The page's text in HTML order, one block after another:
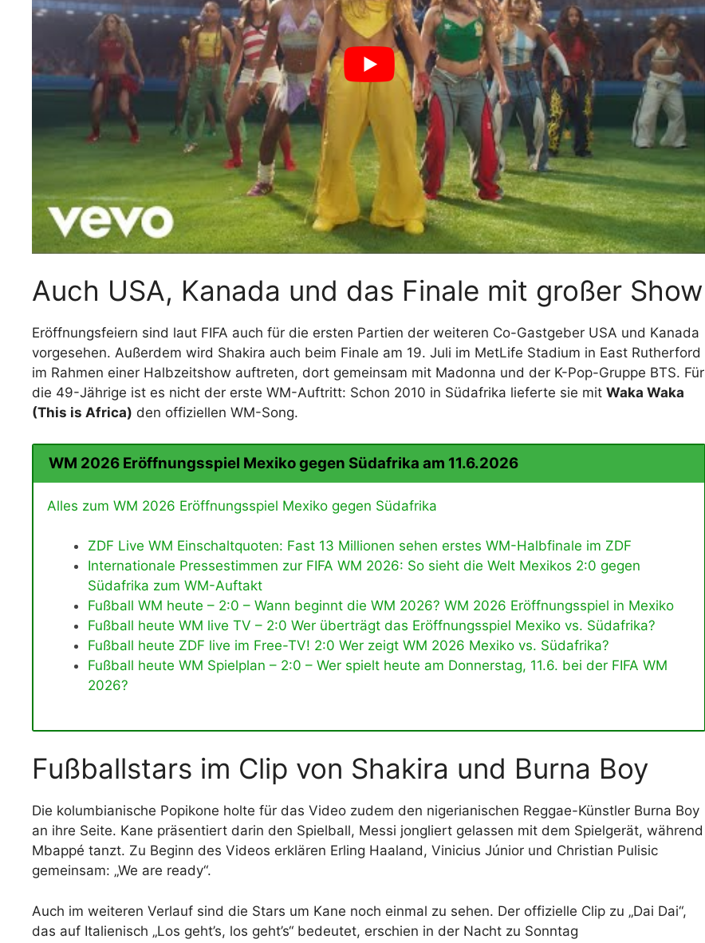
Auch USA, Kanada und das Finale mit großer Show
Eröffnungsfeiern sind laut FIFA auch für die ersten Partien der weiteren Co-Gastgeber USA und Kanada
vorgesehen. Außerdem wird Shakira auch beim Finale am 19. Juli im MetLife Stadium in East Rutherford
im Rahmen einer Halbzeitshow auftreten, dort gemeinsam mit Madonna und der K-Pop-Gruppe BTS. Für
die 49-Jährige ist es nicht der erste WM-Auftritt: Schon 2010 in Südafrika lieferte sie mit Waka Waka
(This is Africa) den offiziellen WM-Song.
WM 2026 Eröffnungsspiel Mexiko gegen Südafrika am 11.6.2026
Alles zum WM 2026 Eröffnungsspiel Mexiko gegen Südafrika
ZDF Live WM Einschaltquoten: Fast 13 Millionen sehen erstes WM-Halbfinale im ZDF
Internationale Pressestimmen zur FIFA WM 2026: So sieht die Welt Mexikos 2:0 gegen
Südafrika zum WM-Auftakt
Fußball WM heute – 2:0 – Wann beginnt die WM 2026? WM 2026 Eröffnungsspiel in Mexiko
Fußball heute WM live TV – 2:0 Wer überträgt das Eröffnungsspiel Mexiko vs. Südafrika?
Fußball heute ZDF live im Free-TV! 2:0 Wer zeigt WM 2026 Mexiko vs. Südafrika?
Fußball heute WM Spielplan – 2:0 – Wer spielt heute am Donnerstag, 11.6. bei der FIFA WM
2026?
Fußballstars im Clip von Shakira und Burna Boy
Die kolumbianische Popikone holte für das Video zudem den nigerianischen Reggae-Künstler Burna Boy
an ihre Seite. Kane präsentiert darin den Spielball, Messi jongliert gelassen mit dem Spielgerät, während
Mbappé tanzt. Zu Beginn des Videos erklären Erling Haaland, Vinicius Júnior und Christian Pulisic
gemeinsam: „We are ready“.
Auch im weiteren Verlauf sind die Stars um Kane noch einmal zu sehen. Der offizielle Clip zu „Dai Dai“,
das auf Italienisch „Los geht’s, los geht’s“ bedeutet, erschien in der Nacht zu Sonntag